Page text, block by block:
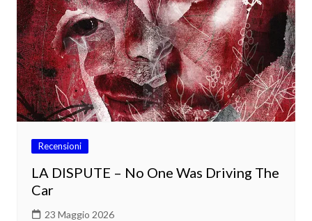
Recensioni
LA DISPUTE – No One Was Driving The
Car
23 Maggio 2026